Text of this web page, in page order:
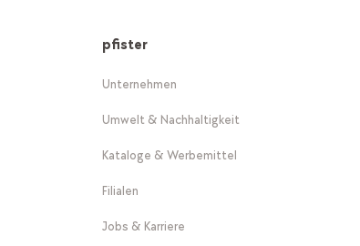
pfister
Unternehmen
Umwelt & Nachhaltigkeit
Kataloge & Werbemittel
Filialen
Jobs & Karriere